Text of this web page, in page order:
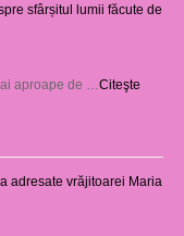
sfârșitul lumii făcute de
aproape de … Citeşte
adresate vrăjitoarei Maria